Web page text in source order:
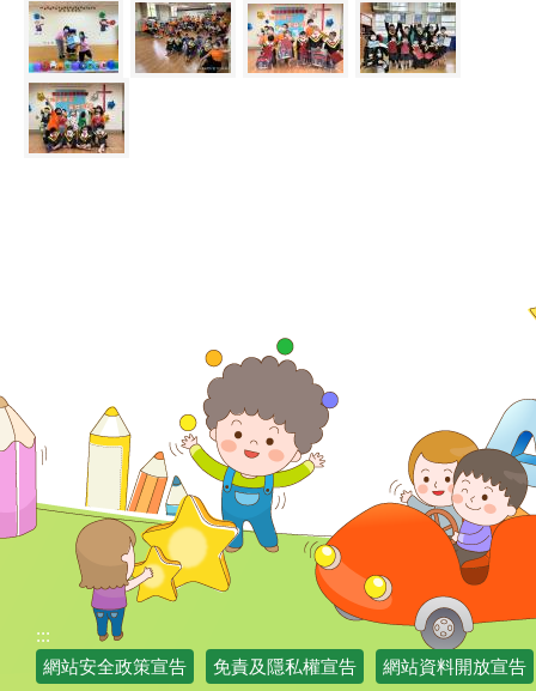
:::
網站安全政策宣告
免責及隱私權宣告 網站資料開放宣告